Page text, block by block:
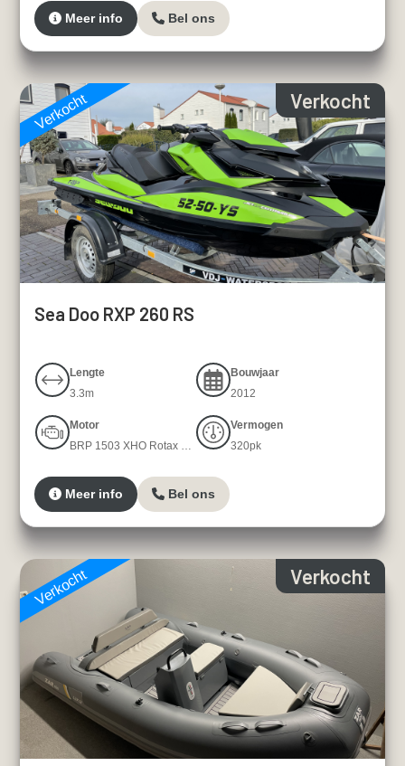
Meer info Bel ons
Verkocht
Verkocht
Sea Doo RXP 260 RS
Lengte
3.3m
Bouwjaar
2012
Motor
BRP 1503 XHO Rotax 4-TEC four-stroke
Vermogen
320pk
Meer info Bel ons
Verkocht
Verkocht